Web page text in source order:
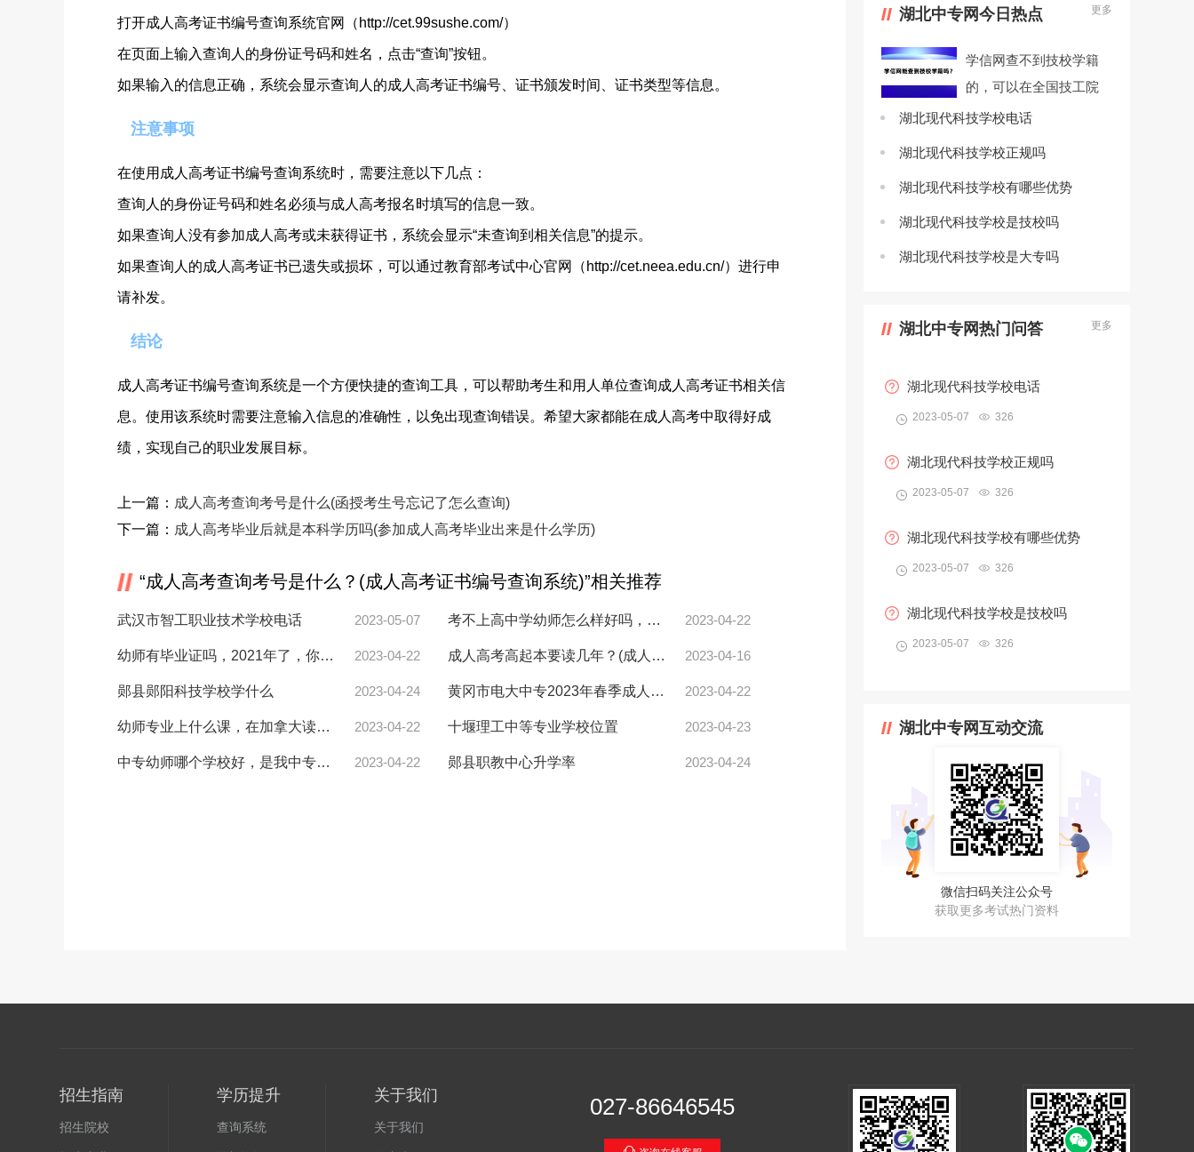
打开成人高考证书编号查询系统官网（http://cet.99sushe.com/）
在页面上输入查询人的身份证号码和姓名，点击“查询”按钮。
如果输入的信息正确，系统会显示查询人的成人高考证书编号、证书颁发时间、证书类型等信息。
注意事项
在使用成人高考证书编号查询系统时，需要注意以下几点：
查询人的身份证号码和姓名必须与成人高考报名时填写的信息一致。
如果查询人没有参加成人高考或未获得证书，系统会显示“未查询到相关信息”的提示。
如果查询人的成人高考证书已遗失或损坏，可以通过教育部考试中心官网（http://cet.neea.edu.cn/）进行申
请补发。
结论
成人高考证书编号查询系统是一个方便快捷的查询工具，可以帮助考生和用人单位查询成人高考证书相关信
息。使用该系统时需要注意输入信息的准确性，以免出现查询错误。希望大家都能在成人高考中取得好成
绩，实现自己的职业发展目标。
上一篇： 成人高考查询考号是什么(函授考生号忘记了怎么查询)
下一篇： 成人高考毕业后就是本科学历吗(参加成人高考毕业出来是什么学历)
“成人高考查询考号是什么？(成人高考证书编号查询系统)”相关推荐
武汉市智工职业技术学校电话 2023-05-07 考不上高中学幼师怎么样好吗，请问幼师让你觉得最辛苦的是什么？ 2023-04-22
幼师有毕业证吗，2021年了，你还会选择幼师吗？ 2023-04-22 成人高考高起本要读几年？(成人高考大专升本科要读几年) 2023-04-16
郧县郧阳科技学校学什么 2023-04-24 黄冈市电大中专2023年春季成人中专招生简章（黄冈市一年制中专报考） 2023-04-22
幼师专业上什么课，在加拿大读幼教有出路吗？ 2023-04-22 十堰理工中等专业学校位置 2023-04-23
中专幼师哪个学校好，是我中专幼师毕业，我想学幼师，哪里的幼师大专学校最好？ 2023-04-22 郧县职教中心升学率 2023-04-24
湖北中专网今日热点 更多
学信网查不到技校学籍
的，可以在全国技工院
校毕业证书查询系统查
湖北现代科技学校电话
湖北现代科技学校正规吗
湖北现代科技学校有哪些优势
湖北现代科技学校是技校吗
湖北现代科技学校是大专吗
湖北中专网热门问答 更多
湖北现代科技学校电话
2023-05-07 326
湖北现代科技学校正规吗
2023-05-07 326
湖北现代科技学校有哪些优势
2023-05-07 326
湖北现代科技学校是技校吗
2023-05-07 326
湖北中专网互动交流
微信扫码关注公众号
获取更多考试热门资料
招生指南
招生院校
学历提升
查询系统
关于我们
关于我们
027-86646545